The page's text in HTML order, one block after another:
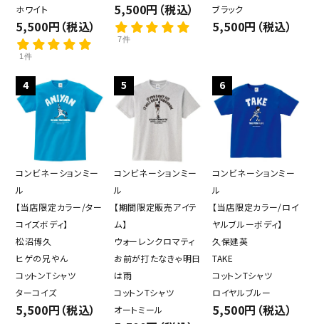
ホワイト
5,500円（税込）
1件
5,500円（税込）
7件
ブラック
5,500円（税込）
4
コンビネーションミー
ル
【当店限定カラー/ター
コイズボディ】
松沼博久
ヒゲの兄やん
コットンTシャツ
ターコイズ
5,500円（税込）
5
コンビネーションミー
ル
【期間限定販売アイテ
ム】
ウォーレンクロマティ
お前が打たなきゃ明日
は雨
コットンTシャツ
オートミール
6
コンビネーションミー
ル
【当店限定カラー/ロイ
ヤルブルーボディ】
久保建英
TAKE
コットンTシャツ
ロイヤルブルー
5,500円（税込）